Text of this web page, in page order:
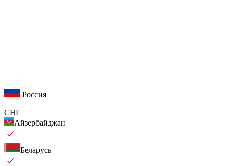
Россия
СНГ
Айзербайджан
Беларусь